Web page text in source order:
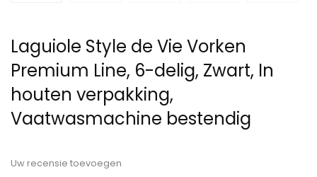
Laguiole Style de Vie Vorken
Premium Line, 6-delig, Zwart, In
houten verpakking,
Vaatwasmachine bestendig
Uw recensie toevoegen